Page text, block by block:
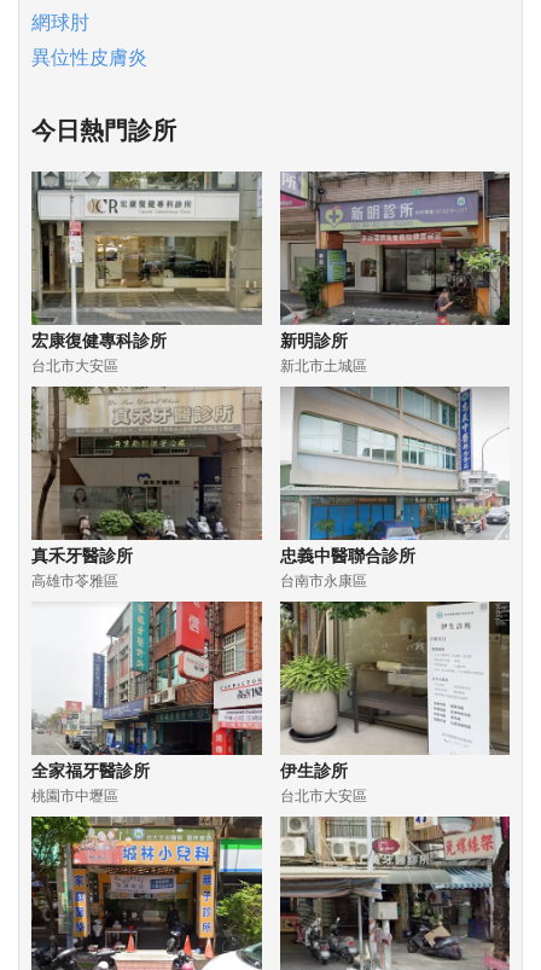
網球肘
異位性皮膚炎
今日熱門診所
宏康復健專科診所
台北市大安區
新明診所
新北市土城區
真禾牙醫診所
高雄市苓雅區
忠義中醫聯合診所
台南市永康區
全家福牙醫診所
桃園市中壢區
伊生診所
台北市大安區